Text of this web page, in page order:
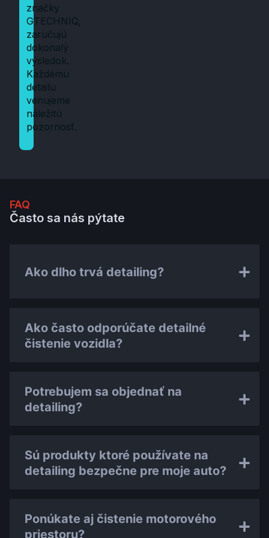
značky
GTECHNIQ,
zaručujú
dokonalý
výsledok.
Každému
detailu
venujeme
náležitú
pozornosť.
FAQ
Často sa nás pýtate
Ako dlho trvá detailing?
Ako často odporúčate detailné
čistenie vozidla?
Potrebujem sa objednať na
detailing?
Sú produkty ktoré používate na
detailing bezpečne pre moje auto?
Ponúkate aj čistenie motorového
priestoru?